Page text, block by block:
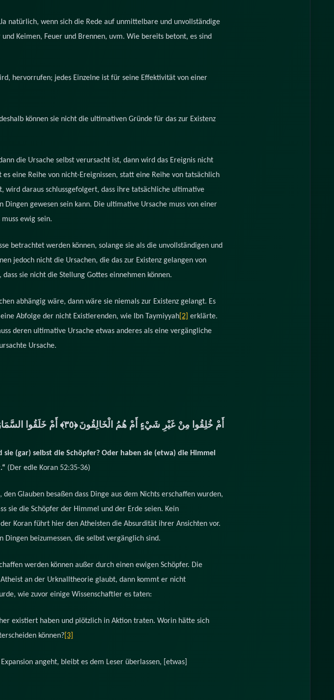
natürlich, wenn sich die Rede auf unmittelbare und unvollständige
Keimen, Feuer und Brennen, uvm. Wie bereits betont, es sind
hervorrufen; jedes Einzelne ist für seine Effektivität von einer
können sie nicht die ultimativen Gründe für das zur Existenz
die Ursache selbst verursacht ist, dann wird das Ereignis nicht
eine Reihe von nicht-Ereignissen, statt eine Reihe von tatsächlich
wird daraus schlussgefolgert, dass ihre tatsächliche ultimative
gewesen sein kann. Die ultimative Ursache muss von einer
ewig sein.
betrachtet werden können, solange sie als die unvollständigen und
jedoch nicht die Ursachen, die das zur Existenz gelangen von
sie nicht die Stellung Gottes einnehmen können.
abhängig wäre, dann wäre sie niemals zur Existenz gelangt. Es
Abfolge der nicht Existierenden, wie Ibn Taymiyyah [2] erklärte.
deren ultimative Ursache etwas anderes als eine vergängliche
Ursache.
أَمْ خُلِقُوا مِنْ غَيْرِ شَيْءٍ أَمْ هُمُ الْخَالِقُونَ﴿٣٥﴾‏ أَمْ خَلَقُوا السَّمَاوَاتِ وَالْأَرْضَ ۚ بَل لَّا يُوقِنُونَ
(gar) selbst die Schöpfer? Oder haben sie (etwa) die Himmel
(Der edle Koran 52:35-36)
Glauben besaßen dass Dinge aus dem Nichts erschaffen wurden,
sie die Schöpfer der Himmel und der Erde seien. Kein
Koran führt hier den Atheisten die Absurdität ihrer Ansichten vor.
beizumessen, die selbst vergänglich sind.
werden können außer durch einen ewigen Schöpfer. Die
an der Urknalltheorie glaubt, dann kommt er nicht
wie zuvor einige Wissenschaftler es taten:
existiert haben und plötzlich in Aktion traten. Worin hätte sich
können? [3]
angeht, bleibt es dem Leser überlassen, [etwas]